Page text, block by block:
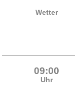
Wetter
09:00
Uhr